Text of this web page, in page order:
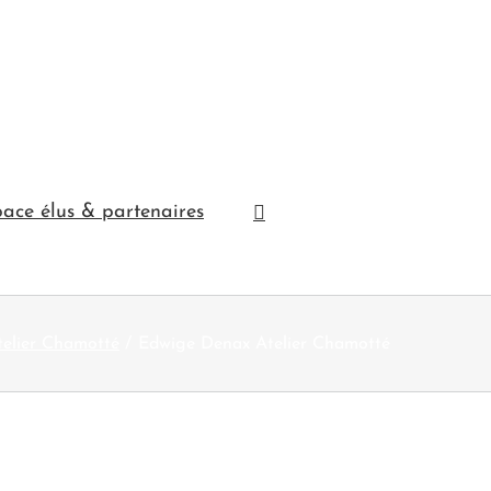
élus & partenaires